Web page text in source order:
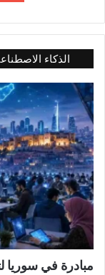
الذكاء
مبادرة في